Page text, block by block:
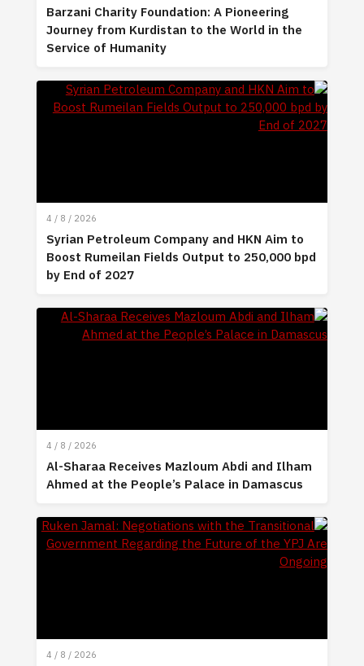
Barzani Charity Foundation: A Pioneering
Journey from Kurdistan to the World in the
Service of Humanity
4 / 8 / 2026
Syrian Petroleum Company and HKN Aim to
Boost Rumeilan Fields Output to 250,000 bpd
by End of 2027
4 / 8 / 2026
Al-Sharaa Receives Mazloum Abdi and Ilham
Ahmed at the People’s Palace in Damascus
4 / 8 / 2026